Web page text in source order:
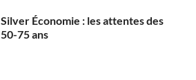
Silver Économie : les attentes des
50-75 ans